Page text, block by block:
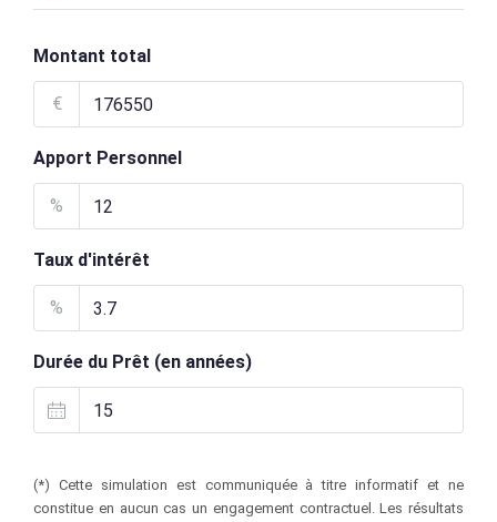
Montant total
€
Apport Personnel
%
Taux d'intérêt
%
Durée du Prêt (en années)
(*) Cette simulation est communiquée à titre informatif et ne
constitue en aucun cas un engagement contractuel. Les résultats